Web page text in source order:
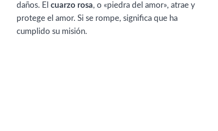
daños. El cuarzo rosa, o «piedra del amor», atrae y
protege el amor. Si se rompe, significa que ha
cumplido su misión.